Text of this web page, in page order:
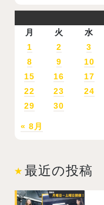
月
火 水
« 8月
1 2 3
8
9 10
15
16 17
22
23 24
29
30
最近の投稿